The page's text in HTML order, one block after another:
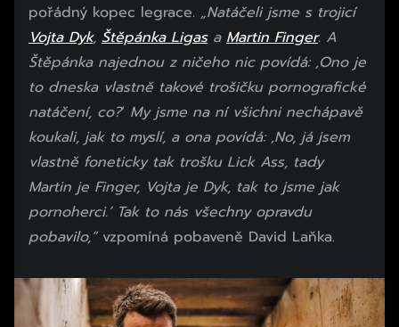
pořádný kopec legrace. „Natáčeli jsme s trojicí
Vojta Dyk, Štěpánka Ligasa Martin Finger. A
Štěpánka najednou z ničeho nic povídá: ‚Ono je
to dneska vlastně takové trošičku pornografické
natáčení, co?‘ My jsme na ní všichni nechápavě
koukali, jak to myslí, a ona povídá: ‚No, já jsem
vlastně foneticky tak trošku Lick Ass, tady
Martin je Finger, Vojta je Dyk, tak to jsme jak
pornoherci.‘ Tak to nás všechny opravdu
pobavilo,“ vzpomíná pobaveně David Laňka.